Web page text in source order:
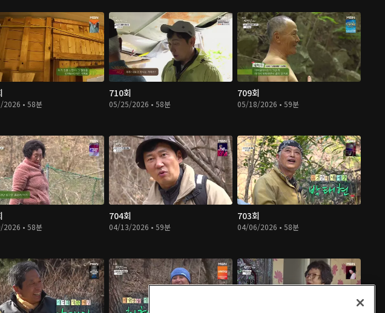
• 58분
710회
05/25/2026 • 58분
709회
05/18/2026 • 59분
• 58분
704회
04/13/2026 • 59분
703회
04/06/2026 • 58분